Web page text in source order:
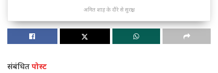
अमित शाह के दौरे से सुरक्षा,
संबंधितपोस्ट